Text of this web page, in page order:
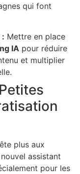
qui font
Mettre en place
IA pour réduire
et multiplier
plus aux
assistant
pour les